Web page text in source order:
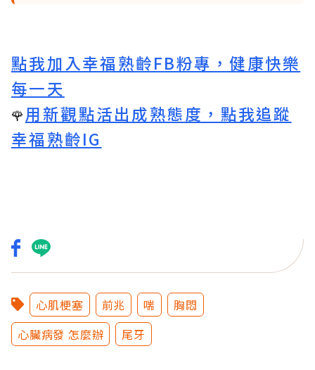
點我加入幸福熟齡FB粉專，健康快樂
每一天
🌹用新觀點活出成熟態度，點我追蹤
幸福熟齡IG
心肌梗塞 前兆 喘
胸悶
心臟病發 怎麼辦
尾牙